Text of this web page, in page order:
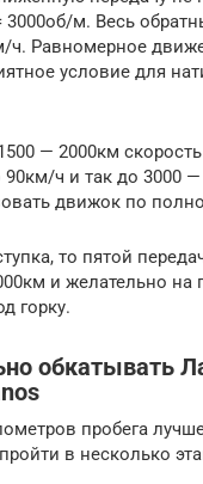
м. Весь
ч. Равномерное
условие для
— 2000км
90км/ч и так до 3000
движок по
то пятой
и желательно
горку.
обкатывать
пробега
в несколько